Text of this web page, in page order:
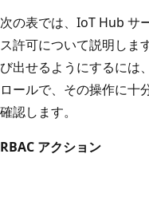
次の表では、IoT Hub サ
ス許可について説明しま
び出せるようにするには
ロールで、その操作に十
確認します。
RBAC アクション